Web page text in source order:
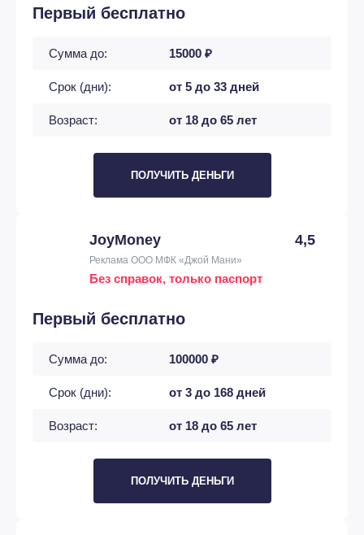
Первый бесплатно
Сумма до: 15000 ₽
Срок (дни): от 5 до 33 дней
Возраст: от 18 до 65 лет
ПОЛУЧИТЬ ДЕНЬГИ
JoyMoney 4,5
Реклама ООО МФК «Джой Мани»
Без справок, только паспорт
Первый бесплатно
Сумма до: 100000 ₽
Срок (дни): от 3 до 168 дней
Возраст: от 18 до 65 лет
ПОЛУЧИТЬ ДЕНЬГИ